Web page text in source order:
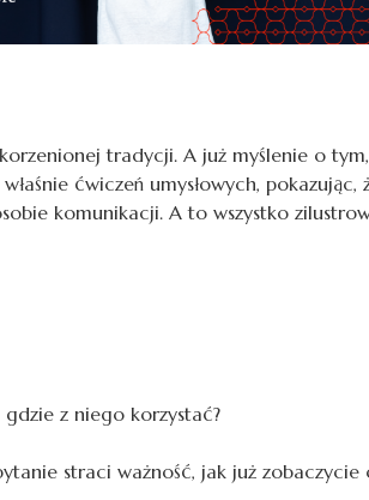
tradycji. A już myślenie o
ćwiczeń umysłowych, pokazując,
komunikacji. A to wszystko
gdzie z niego korzystać?
straci ważność, jak już zobaczycie